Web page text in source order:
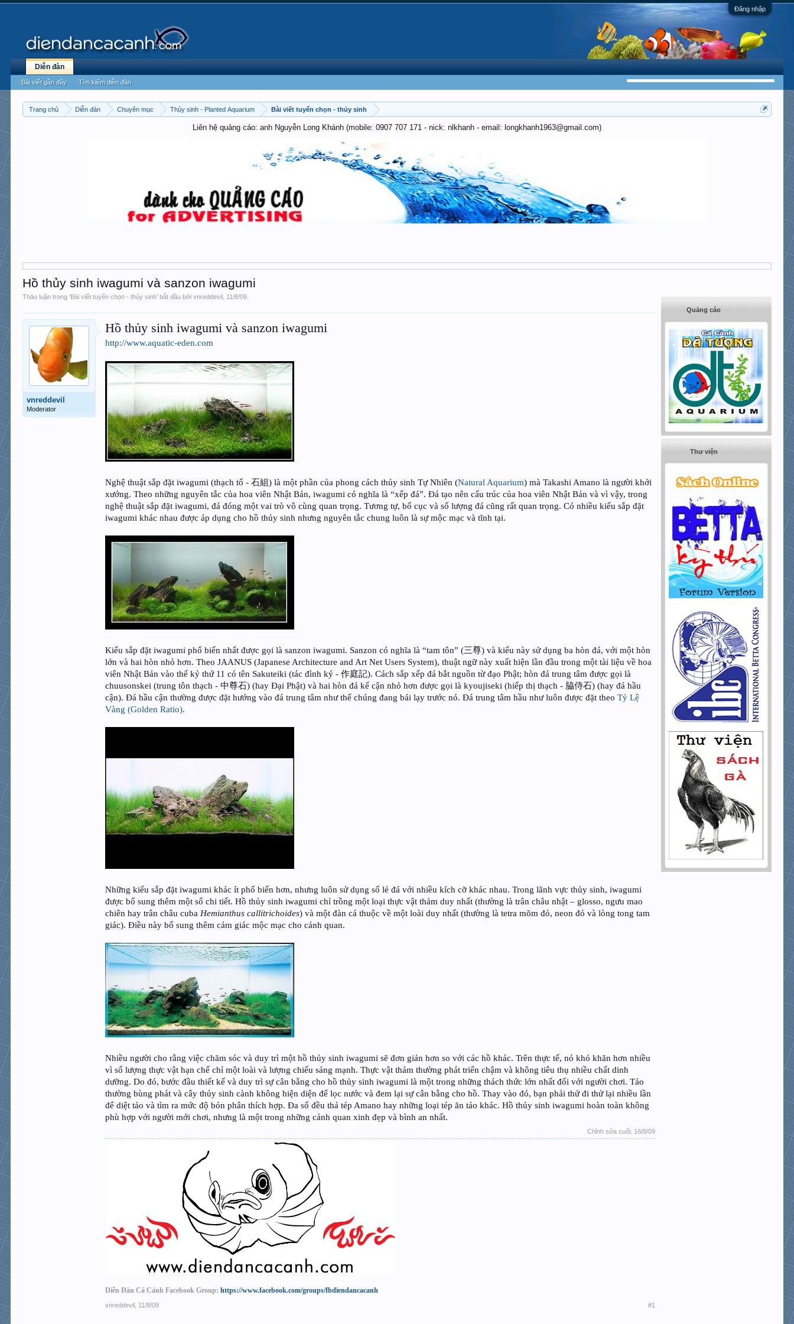
Đăng nhập
Trang chủ Diễn đàn Chuyên mục Thủy sinh - Planted Aquarium Bài viết tuyển chọn - thủy sinh
Liên hệ quảng cáo: anh Nguyễn Long Khánh (mobile: 0907 707 171 - nick: nlkhanh - email: longkhanh1963@gmail.com)
Hồ thủy sinh iwagumi và sanzon iwagumi
Thảo luận trong 'Bài viết tuyển chọn - thủy sinh' bắt đầu bởivnreddevil 11/8/09
vnreddevil
Moderator
Hồ thủy sinh iwagumi và sanzon iwagumi
http://www.aquatic-eden.com
Nghệ thuật sắp đặt iwagumi (thạch tổ - 石組) là một phần của phong cách thủy sinh Tự Nhiên (Natural Aquarium) mà Takashi Amano là người khởi
xướng. Theo những nguyên tắc của hoa viên Nhật Bản, iwagumi có nghĩa là “xếp đá”. Đá tạo nên cấu trúc của hoa viên Nhật Bản và vì vậy, trong
nghệ thuật sắp đặt iwagumi, đá đóng một vai trò vô cùng quan trọng. Tương tự, bố cục và số lượng đá cũng rất quan trọng. Có nhiều kiểu sắp đặt
iwagumi khác nhau được áp dụng cho hồ thủy sinh nhưng nguyên tắc chung luôn là sự mộc mạc và tĩnh tại.
Kiểu sắp đặt iwagumi phổ biến nhất được gọi là sanzon iwagumi. Sanzon có nghĩa là “tam tôn” (三尊) và kiểu này sử dụng ba hòn đá, với một hòn
lớn và hai hòn nhỏ hơn. Theo JAANUS (Japanese Architecture and Art Net Users System), thuật ngữ này xuất hiện lần đầu trong một tài liệu về hoa
viên Nhật Bản vào thế kỷ thứ 11 có tên Sakuteiki (tác đình ký - 作庭記). Cách sắp xếp đá bắt nguồn từ đạo Phật; hòn đá trung tâm được gọi là
chuusonskei (trung tôn thạch - 中尊石) (hay Đại Phật) và hai hòn đá kế cận nhỏ hơn được gọi là kyoujiseki (hiếp thị thạch - 脇侍石) (hay đá hầu
cận). Đá hầu cận thường được đặt hướng vào đá trung tâm như thể chúng đang bái lạy trước nó. Đá trung tâm hầu như luôn được đặt theoTỷ Lệ
Vàng (Golden Ratio).
Những kiểu sắp đặt iwagumi khác ít phổ biến hơn, nhưng luôn sử dụng số lẻ đá với nhiều kích cỡ khác nhau. Trong lãnh vực thủy sinh, iwagumi
được bổ sung thêm một số chi tiết. Hồ thủy sinh iwagumi chỉ trồng một loại thực vật thảm duy nhất (thường là trân châu nhật – glosso, ngưu mao
chiên hay trân châu cuba Hemianthus callitrichoides) và một đàn cá thuộc về một loài duy nhất (thường là tetra mõm đỏ, neon đỏ và lòng tong tam
giác). Điều này bổ sung thêm cảm giác mộc mạc cho cảnh quan.
Nhiều người cho rằng việc chăm sóc và duy trì một hồ thủy sinh iwagumi sẽ đơn giản hơn so với các hồ khác. Trên thực tế, nó khó khăn hơn nhiều
vì số lượng thực vật hạn chế chỉ một loài và lượng chiếu sáng mạnh. Thực vật thảm thường phát triển chậm và không tiêu thụ nhiều chất dinh
dưỡng. Do đó, bước đầu thiết kế và duy trì sự cân bằng cho hồ thủy sinh iwagumi là một trong những thách thức lớn nhất đối với người chơi. Tảo
thường bùng phát và cây thủy sinh cành không hiện diện để lọc nước và đem lại sự cân bằng cho hồ. Thay vào đó, bạn phải thử đi thử lại nhiều lần
để diệt tảo và tìm ra mức độ bón phân thích hợp. Đa số đều thả tép Amano hay những loại tép ăn tảo khác. Hồ thủy sinh iwagumi hoàn toàn không
phù hợp với người mới chơi, nhưng là một trong những cảnh quan xinh đẹp và bình an nhất.
Chỉnh sửa cuối: 16/8/09
Diễn Đàn Cá Cảnh Facebook Group:https://www.facebook.com/groups/fbdiendancacanh
vnreddevil 11/8/09 #1
Quảng cáo
Thư viện
Diễn đàn
Bài viết gần đây Tìm kiếm diễn đàn